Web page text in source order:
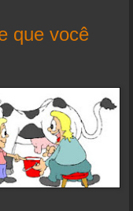
que você